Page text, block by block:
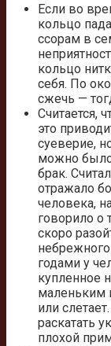
Если во
кольцо
ссорам в
кольцо
себя. По
сжечь —
Считается,
это
суеверие,
можно было
брак.
отражало
человека,
говорило о
скоро
годами у
купленное
маленьким
или
раскатать
плохой